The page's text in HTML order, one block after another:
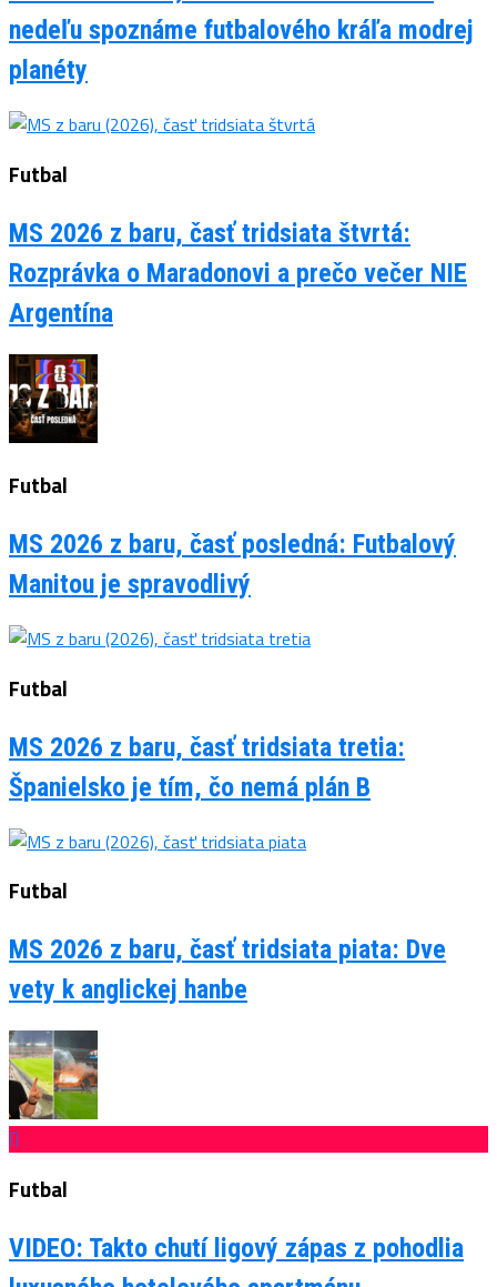
nedeľu spoznáme futbalového kráľa modrej
planéty
Futbal
MS 2026 z baru, časť tridsiata štvrtá:
Rozprávka o Maradonovi a prečo večer NIE
Argentína
Futbal
MS 2026 z baru, časť posledná: Futbalový
Manitou je spravodlivý
Futbal
MS 2026 z baru, časť tridsiata tretia:
Španielsko je tím, čo nemá plán B
Futbal
MS 2026 z baru, časť tridsiata piata: Dve
vety k anglickej hanbe
Futbal
VIDEO: Takto chutí ligový zápas z pohodlia